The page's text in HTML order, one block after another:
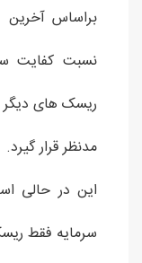
براساس آخرین
نسبت کفایت
ریسک های دیگر
مدنظر قرار گیرد.
این در حالی
سرمایه فقط